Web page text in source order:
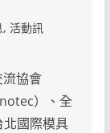
, 活動訊
協會
）、全
國際模具